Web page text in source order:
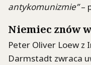
antykomunizmie”–
Niemiec znów
Peter Oliver Loew z
Darmstadt zwraca